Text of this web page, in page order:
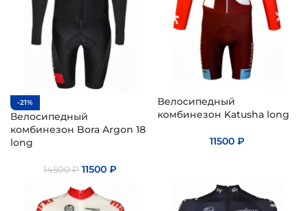
-21%
Велосипедный
комбинезон Bora Argon 18
long
14500₽ 11500₽
Велосипедный
комбинезон Katusha long
11500₽